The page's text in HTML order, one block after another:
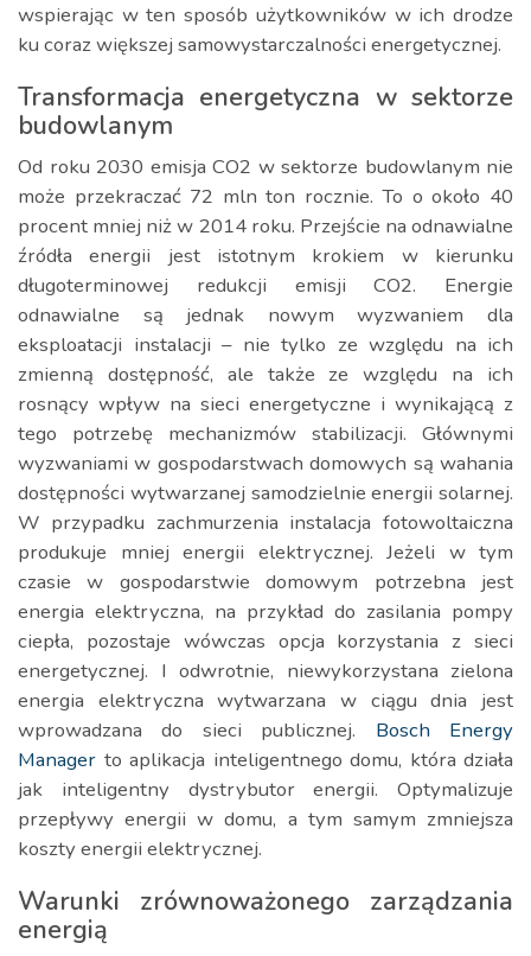
wspierając w ten sposób użytkowników w ich drodze
ku coraz większej samowystarczalności energetycznej.
Transformacja energetyczna w sektorze
budowlanym
Od roku 2030 emisja CO2 w sektorze budowlanym nie
może przekraczać 72 mln ton rocznie. To o około 40
procent mniej niż w 2014 roku. Przejście na odnawialne
źródła energii jest istotnym krokiem w kierunku
długoterminowej redukcji emisji CO2. Energie
odnawialne są jednak nowym wyzwaniem dla
eksploatacji instalacji – nie tylko ze względu na ich
zmienną dostępność, ale także ze względu na ich
rosnący wpływ na sieci energetyczne i wynikającą z
tego potrzebę mechanizmów stabilizacji. Głównymi
wyzwaniami w gospodarstwach domowych są wahania
dostępności wytwarzanej samodzielnie energii solarnej.
W przypadku zachmurzenia instalacja fotowoltaiczna
produkuje mniej energii elektrycznej. Jeżeli w tym
czasie w gospodarstwie domowym potrzebna jest
energia elektryczna, na przykład do zasilania pompy
ciepła, pozostaje wówczas opcja korzystania z sieci
energetycznej. I odwrotnie, niewykorzystana zielona
energia elektryczna wytwarzana w ciągu dnia jest
wprowadzana do sieci publicznej. Bosch Energy
Manager to aplikacja inteligentnego domu, która działa
jak inteligentny dystrybutor energii. Optymalizuje
przepływy energii w domu, a tym samym zmniejsza
koszty energii elektrycznej.
Warunki zrównoważonego zarządzania
energią